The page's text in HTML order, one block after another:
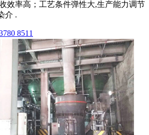
效率高；工艺条件弹性大,生产能力调节
介 .
8511